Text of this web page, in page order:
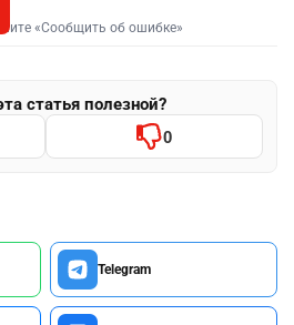
«Сообщить об ошибке»
статья полезной?
0
Telegram